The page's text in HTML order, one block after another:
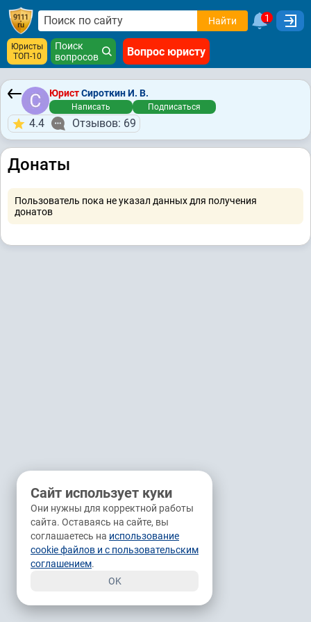
Найти 1
Юристы
ТОП-10
Поиск
вопросов
Вопрос юристу
ЮристСироткин И. В.
Написать Подписаться
4.4 Отзывов: 69
Донаты
Пользователь пока не указал данных для получения
донатов
Сайт использует куки
Они нужны для корректной работы
сайта. Оставаясь на сайте, вы
соглашаетесь на использование
cookie файлов и с пользовательским
соглашением.
OK